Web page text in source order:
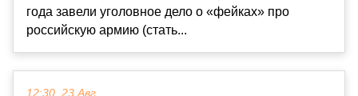
года завели уголовное дело о «фейках» про
российскую армию (стать...
12:30, 23 Авг